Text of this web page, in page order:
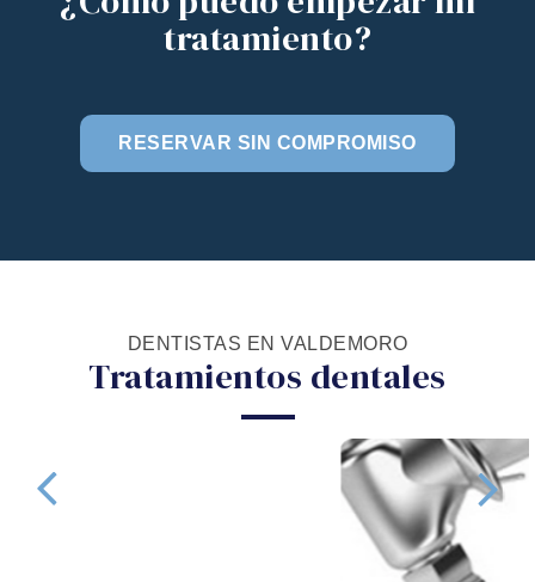
tratamiento?
RESERVAR SIN COMPROMISO
DENTISTAS EN VALDEMORO
Tratamientos dentales